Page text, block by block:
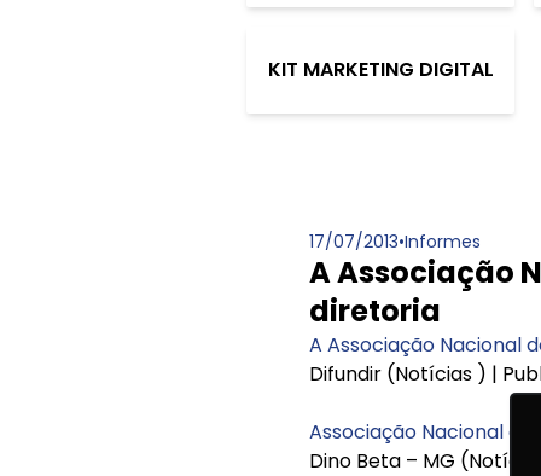
KIT MARKETING DIGITAL
17/07/2013•Informes
A Associação
diretoria
A Associação Nacional
Difundir (Notícias ) |
Associação Nacional
Dino Beta – MG